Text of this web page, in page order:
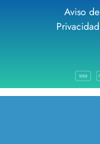
Aviso de
Privacidad